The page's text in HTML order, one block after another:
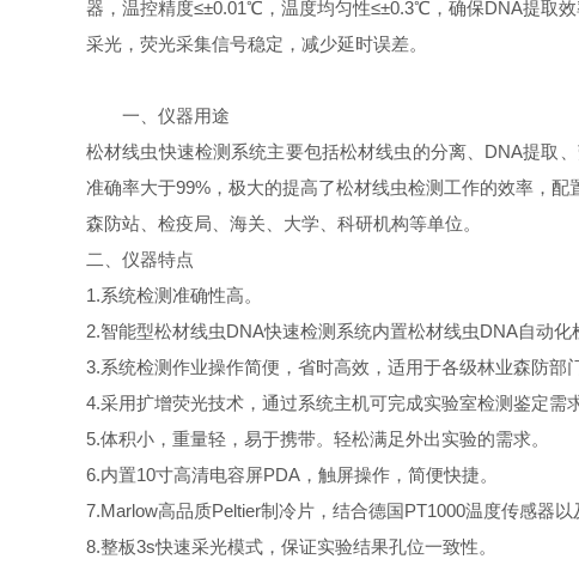
器，温控精度≤±0.01℃，温度均匀性≤±0.3℃，确保DNA提取
采光，荧光采集信号稳定，减少延时误差。
一、仪器用途
松材线虫快速检测系统主要包括松材线虫的分离、DNA提取
准确率大于99%，极大的提高了松材线虫检测工作的效率，
森防站、检疫局、海关、大学、科研机构等单位。
二、仪器特点
1.系统检测准确性高。
2.智能型松材线虫DNA快速检测系统内置松材线虫DNA自动
3.系统检测作业操作简便，省时高效，适用于各级林业森防部
4.采用扩增荧光技术，通过系统主机可完成实验室检测鉴定需求
5.体积小，重量轻，易于携带。轻松满足外出实验的需求。
6.内置10寸高清电容屏PDA，触屏操作，简便快捷。
7.Marlow高品质Peltier制冷片，结合德国PT1000温度传感器
8.整板3s快速采光模式，保证实验结果孔位一致性。